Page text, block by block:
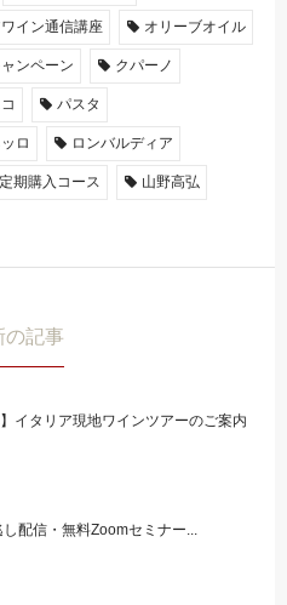
イン通信講座 オリーブオイル
ンペーン クパーノ
パスタ
ロ ロンバルディア
定期購入コース 山野高弘
の記事
イタリア現地ワインツアーのご案内
配信・無料Zoomセミナー...